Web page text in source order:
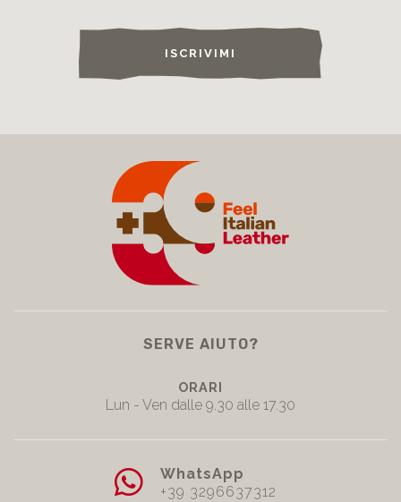
ISCRIVIMI
SERVE AIUTO?
ORARI
Lun - Ven dalle 9.30 alle 17.30
WhatsApp
+39 3296637312